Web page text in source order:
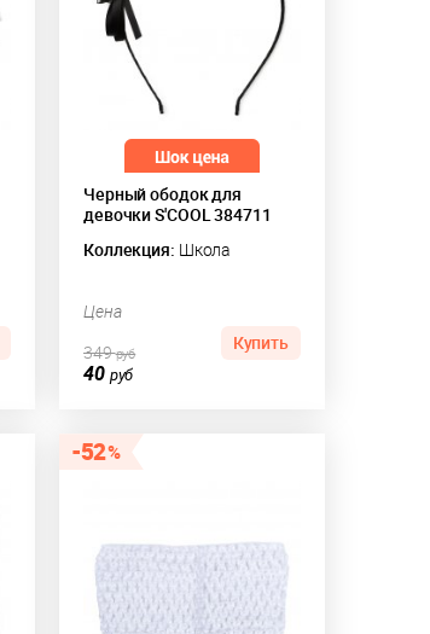
Черный ободок для
девочки S'COOL 384711
Коллекция: Школа
Цена
40 руб
349руб Купить
52